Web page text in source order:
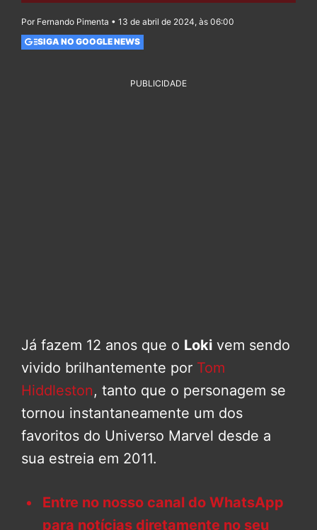
Por Fernando Pimenta • 13 de abril de 2024, às 06:00
SIGA NO GOOGLE NEWS
PUBLICIDADE
Já fazem 12 anos que o Loki vem sendo
vivido brilhantemente por Tom
Hiddleston, tanto que o personagem se
tornou instantaneamente um dos
favoritos do Universo Marvel desde a
sua estreia em 2011.
Entre no nosso canal do WhatsApp
para notícias diretamente no seu